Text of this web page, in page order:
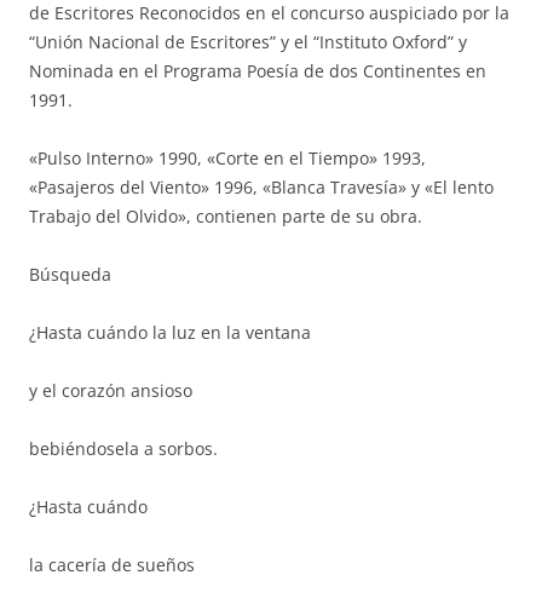
de Escritores Reconocidos en el concurso auspiciado por la
“Unión Nacional de Escritores” y el “Instituto Oxford” y
Nominada en el Programa Poesía de dos Continentes en
1991.
«Pulso Interno» 1990, «Corte en el Tiempo» 1993,
«Pasajeros del Viento» 1996, «Blanca Travesía» y «El lento
Trabajo del Olvido», contienen parte de su obra.
Búsqueda
¿Hasta cuándo la luz en la ventana
y el corazón ansioso
bebiéndosela a sorbos.
¿Hasta cuándo
la cacería de sueños